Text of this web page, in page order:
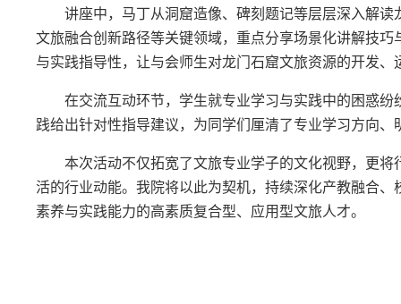
讲座中，马丁从洞窟造像、碑刻题记等层层深入解
文旅融合创新路径等关键领域，重点分享场景化讲解技
与实践指导性，让与会师生对龙门石窟文旅资源的开发
在交流互动环节， 学生就专业学习与实践中的困惑纷
践给出针对性指导建议，为同学们厘清了专业学习方向、
本次活动不仅拓宽了文旅专业学子的文化视野，更
活的行业动能。我院将以此为契机，持续深化产教融合
素养与实践能力的高素质复合型、应用型文旅人才。